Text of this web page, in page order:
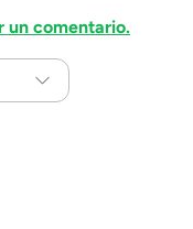
un comentario.